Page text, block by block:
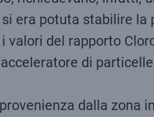
era potuta stabilire la
del rapporto
di
dalla zona